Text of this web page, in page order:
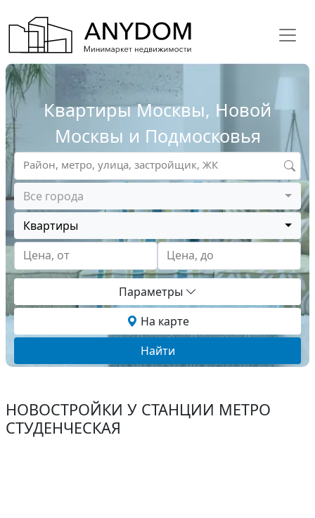
Квартиры Москвы, Новой
Москвы и Подмосковья
Все города
Квартиры
Цена, от
Цена, до
Район, метро, улица, застройщик, ЖК
Параметры
На карте
Найти
НОВОСТРОЙКИ У СТАНЦИИ МЕТРО
СТУДЕНЧЕСКАЯ